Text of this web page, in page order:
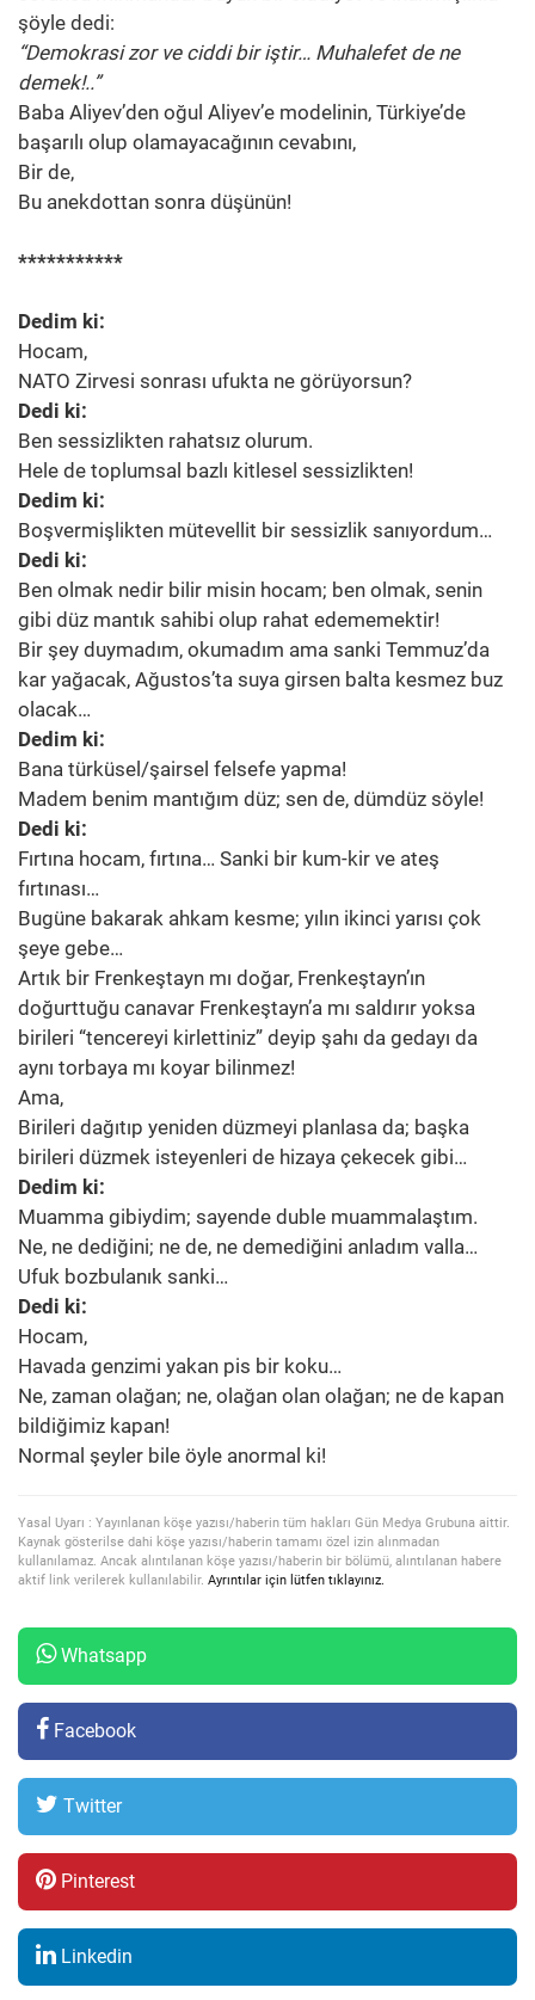
şöyle dedi:
“Demokrasi zor ve ciddi bir iştir… Muhalefet de ne
demek!..”
Baba Aliyev’den oğul Aliyev’e modelinin, Türkiye’de
başarılı olup olamayacağının cevabını,
Bir de,
Bu anekdottan sonra düşünün!
***********
Dedim ki:
Hocam,
NATO Zirvesi sonrası ufukta ne görüyorsun?
Dedi ki:
Ben sessizlikten rahatsız olurum.
Hele de toplumsal bazlı kitlesel sessizlikten!
Dedim ki:
Boşvermişlikten mütevellit bir sessizlik sanıyordum…
Dedi ki:
Ben olmak nedir bilir misin hocam; ben olmak, senin
gibi düz mantık sahibi olup rahat edememektir!
Bir şey duymadım, okumadım ama sanki Temmuz’da
kar yağacak, Ağustos’ta suya girsen balta kesmez buz
olacak…
Dedim ki:
Bana türküsel/şairsel felsefe yapma!
Madem benim mantığım düz; sen de, dümdüz söyle!
Dedi ki:
Fırtına hocam, fırtına… Sanki bir kum-kir ve ateş
fırtınası…
Bugüne bakarak ahkam kesme; yılın ikinci yarısı çok
şeye gebe…
Artık bir Frenkeştayn mı doğar, Frenkeştayn’ın
doğurttuğu canavar Frenkeştayn’a mı saldırır yoksa
birileri “tencereyi kirlettiniz” deyip şahı da gedayı da
aynı torbaya mı koyar bilinmez!
Ama,
Birileri dağıtıp yeniden düzmeyi planlasa da; başka
birileri düzmek isteyenleri de hizaya çekecek gibi…
Dedim ki:
Muamma gibiydim; sayende duble muammalaştım.
Ne, ne dediğini; ne de, ne demediğini anladım valla…
Ufuk bozbulanık sanki…
Dedi ki:
Hocam,
Havada genzimi yakan pis bir koku…
Ne, zaman olağan; ne, olağan olan olağan; ne de kapan
bildiğimiz kapan!
Normal şeyler bile öyle anormal ki!
Yasal Uyarı : Yayınlanan köşe yazısı/haberin tüm hakları Gün Medya Grubuna aittir.
Kaynak gösterilse dahi köşe yazısı/haberin tamamı özel izin alınmadan
kullanılamaz. Ancak alıntılanan köşe yazısı/haberin bir bölümü, alıntılanan habere
aktif link verilerek kullanılabilir. Ayrıntılar için lütfen tıklayınız.
Whatsapp
Facebook
Twitter
Pinterest
Linkedin